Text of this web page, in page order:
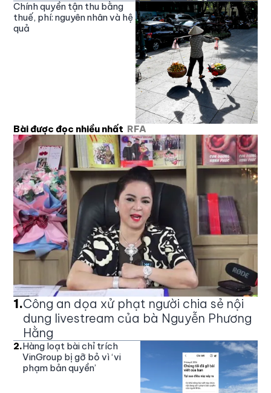
Chính quyền tận thu bằng
thuế, phí: nguyên nhân và hệ
quả
Bài được đọc nhiều nhất RFA
1.Công an dọa xử phạt người chia sẻ nội
dung livestream của bà Nguyễn Phương
Hằng
2.Hàng loạt bài chỉ trích
VinGroup bị gỡ bỏ vì ‘vi
phạm bản quyền’